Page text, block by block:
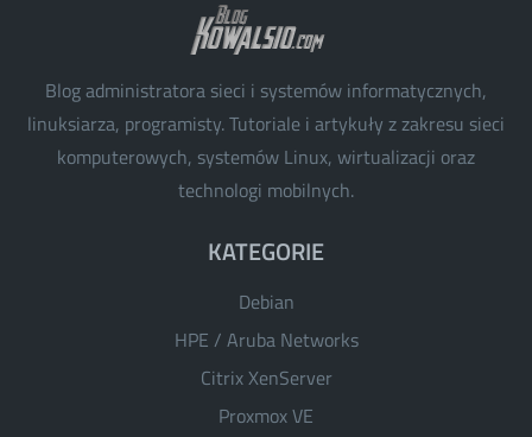
Blog administratora sieci i systemów informatycznych,
linuksiarza, programisty. Tutoriale i artykuły z zakresu sieci
komputerowych, systemów Linux, wirtualizacji oraz
technologi mobilnych.
KATEGORIE
Debian
HPE / Aruba Networks
Citrix XenServer
Proxmox VE